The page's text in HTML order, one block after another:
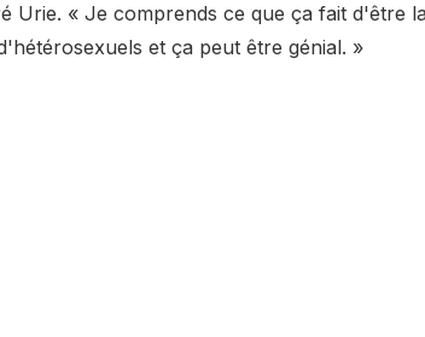
Urie. « Je comprends ce que ça fait d'être
et ça peut être génial. »